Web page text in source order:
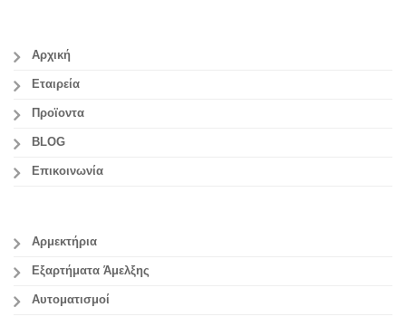
Αρχική
Εταιρεία
Προϊοντα
BLOG
Επικοινωνία
Αρμεκτήρια
Εξαρτήματα Άμελξης
Αυτοματισμοί